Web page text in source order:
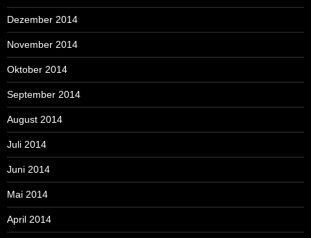
Dezember 2014
November 2014
Oktober 2014
September 2014
August 2014
Juli 2014
Juni 2014
Mai 2014
April 2014